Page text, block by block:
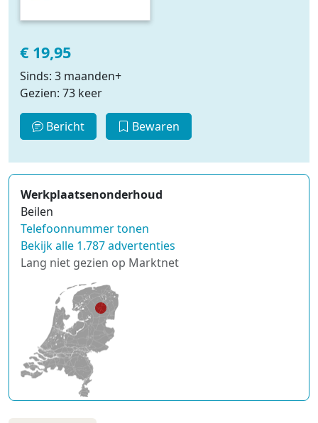
€ 19,95
Sinds: 3 maanden+
Gezien: 73 keer
Bericht Bewaren
Werkplaatsenonderhoud
Beilen
Telefoonnummer tonen
Bekijk alle 1.787 advertenties
Lang niet gezien op Marktnet